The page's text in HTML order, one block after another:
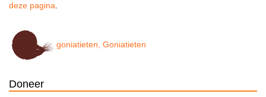
deze pagina.
goniatieten, Goniatieten
Doneer